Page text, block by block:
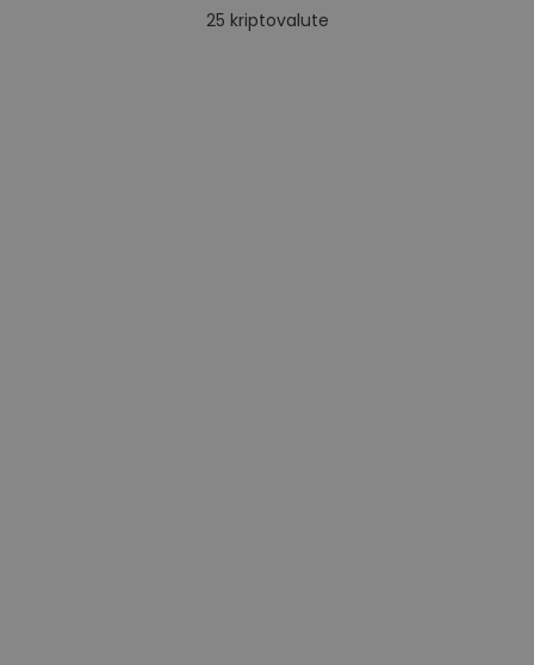
25 kriptovalute